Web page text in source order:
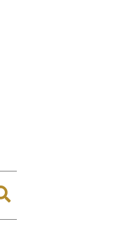
Expand
search